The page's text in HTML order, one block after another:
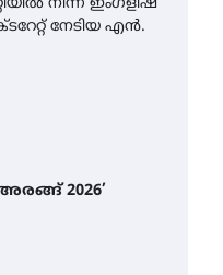
നിന്ന് ഇംഗ്ളീഷ്
നേടിയ എൻ.
2026’